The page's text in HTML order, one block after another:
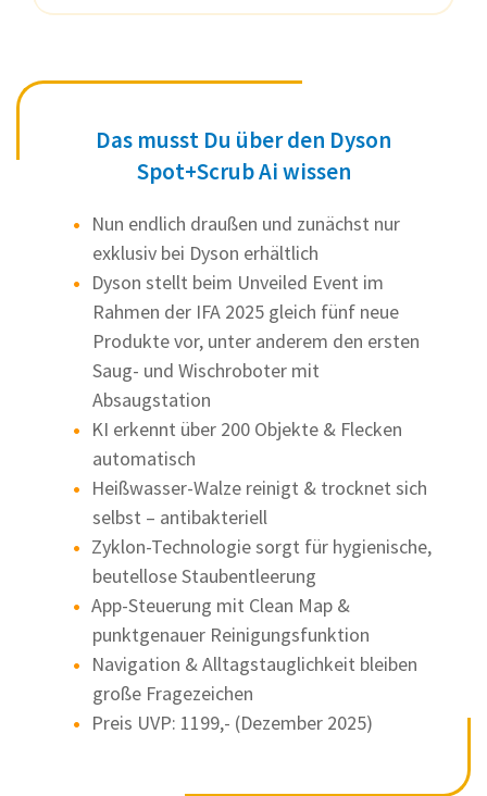
Das musst Du über den Dyson
Spot+Scrub Ai wissen
Nun endlich draußen und zunächst nur
exklusiv bei Dyson erhältlich
Dyson stellt beim Unveiled Event im
Rahmen der IFA 2025 gleich fünf neue
Produkte vor, unter anderem den ersten
Saug- und Wischroboter mit
Absaugstation
KI erkennt über 200 Objekte & Flecken
automatisch
Heißwasser-Walze reinigt & trocknet sich
selbst – antibakteriell
Zyklon-Technologie sorgt für hygienische,
beutellose Staubentleerung
App-Steuerung mit Clean Map &
punktgenauer Reinigungsfunktion
Navigation & Alltagstauglichkeit bleiben
große Fragezeichen
Preis UVP: 1199,- (Dezember 2025)